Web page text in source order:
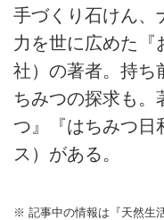
手づくり石けん、
力を世に広めた『
社）の著者。持ち
ちみつの探求も。
つ』『はちみつ日
ス）がある。
※ 記事中の情報は『天然生